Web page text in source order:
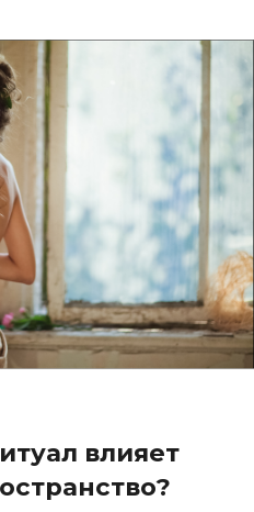
влияет